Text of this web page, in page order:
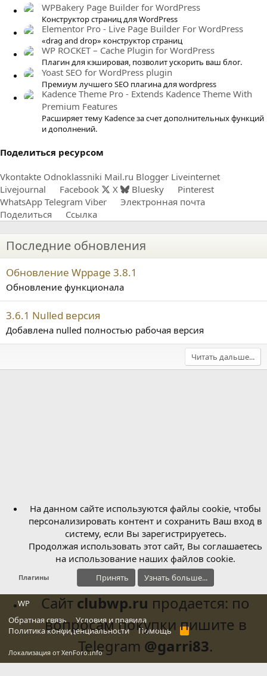
WPBakery Page Builder for WordPress
Конструктор страниц для WordPress
Elementor Pro - Live Page Builder For WordPress
«drag and drop» конструктор страниц
WP ROCKET – Cache Plugin for WordPress
Плагин для кэшировая, позволит ускорить ваш блог.
Yoast SEO for WordPress plugin
Премиум лучшего SEO плагина для wordpress
Kadence Theme Pro - Extends Kadence Theme With
Premium Features
Расширяет тему Kadence за счет дополнительных функций
и дополнений.
Поделиться ресурсом
Vkontakte Odnoklassniki Mail.ru Blogger Liveinternet
Livejournal
Facebook X Bluesky
Pinterest
WhatsApp Telegram Viber
Электронная почта
Поделиться
Ссылка
Последние обновления
Обновление Wppage 3.8.1
Обновление функционала
3.6.1 Nulled версия
Добавлена nulled полностью рабочая версия
Читать дальше...
Плагины
WP
Обратная связь
Условия и правила
Политика конфиденциальности
Помощь
R
S
Локализация от XenForo.Info
На данном сайте используются файлы cookie, чтобы
персонализировать контент и сохранить Ваш вход в
систему, если Вы зарегистрируетесь.
Продолжая использовать этот сайт, Вы соглашаетесь
на использование наших файлов cookie.
Принять Узнать больше...
Сайт clubwp.ru продается: по
вопросам покупки пишите в
Telegram @garri83.